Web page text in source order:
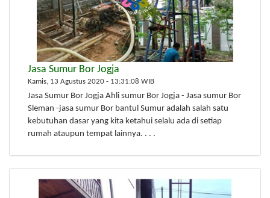
Jasa Sumur Bor Jogja
Kamis, 13 Agustus 2020 - 13:31:08 WIB
Jasa Sumur Bor Jogja Ahli sumur Bor Jogja - Jasa sumur Bor
Sleman -jasa sumur Bor bantul Sumur adalah salah satu
kebutuhan dasar yang kita ketahui selalu ada di setiap
rumah ataupun tempat lainnya. . . .